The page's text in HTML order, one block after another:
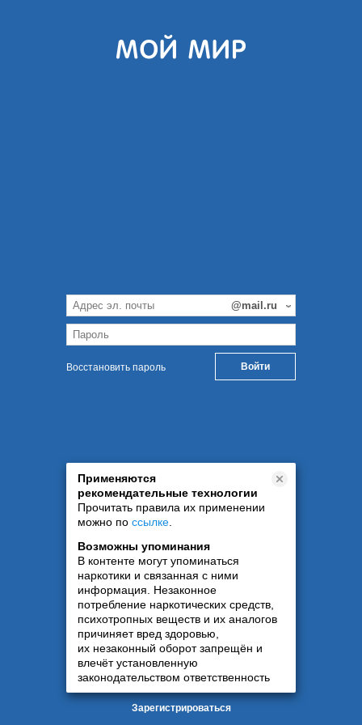
Восстановить пароль
Применяются
рекомендательные технологии
Прочитать правила их применении
можно по ссылке
Возможны упоминания
В контенте могут упоминаться
наркотики и связанная с ними
информация. Незаконное
потребление наркотических средств,
психотропных веществ и их аналогов
причиняет вред здоровью,
их незаконный оборот запрещён и
влечёт установленную
законодательством ответственность
Зарегистрироваться